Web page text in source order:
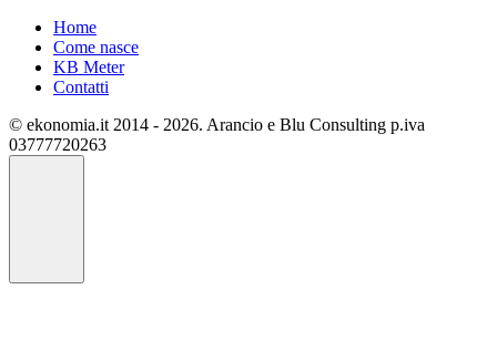
Home
Come nasce
KB Meter
Contatti
© ekonomia.it 2014 - 2026. Arancio e Blu Consulting p.iva
03777720263